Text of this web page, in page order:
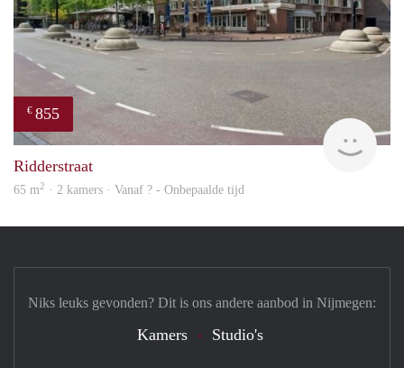
€ 855
Ridderstraat
65 m2 · 2 kamers · Vanaf ? - Onbepaalde tijd
Niks leuks gevonden? Dit is ons andere aanbod in Nijmegen:
Kamers Studio's